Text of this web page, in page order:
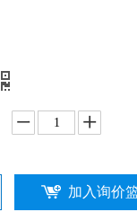
加入询价